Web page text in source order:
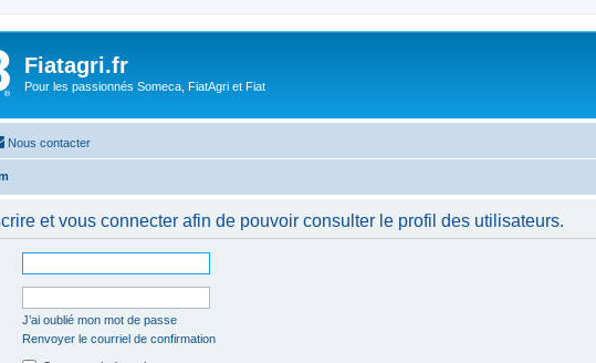
Fiatagri.fr
Pour les passionnés Someca, FiatAgri et Fiat
Nous contacter
et vous connecter afin de pouvoir consulter le profil des utilisateurs.
J’ai oublié mon mot de passe
Renvoyer le courriel de confirmation